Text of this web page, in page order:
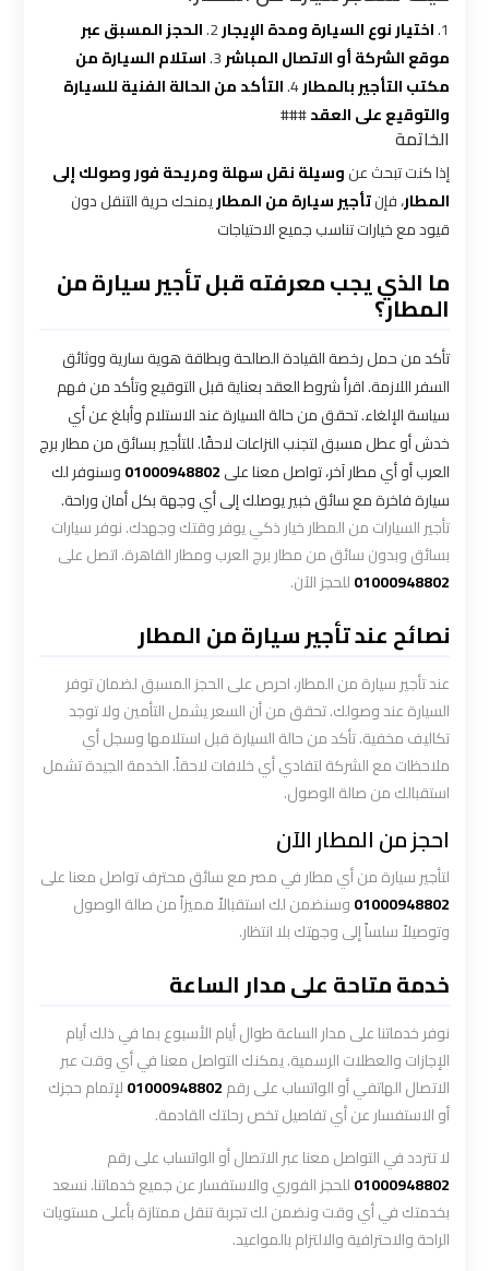
1. اختيار نوع السيارة ومدة الإيجار
الحجز المسبق عبر
موقع الشركة أو الاتصال المباشر
استلام السيارة من
مكتب التأجير بالمطار
التأكد من الحالة الفنية للسيارة
والتوقيع على العقد###
الخاتمة
إذا كنت تبحث عنوسيلة نقل سهلة ومريحة فور وصولك إلى
المطار، فإنتأجير سيارة من المطاريمنحك حرية التنقل دون
قيود مع خيارات تناسب جميع الاحتياجات
ما الذي يجب معرفته قبل تأجير سيارة من
المطار؟
تأكد من حمل رخصة القيادة الصالحة وبطاقة هوية سارية ووثائق
السفر اللازمة. اقرأ شروط العقد بعناية قبل التوقيع وتأكد من فهم
سياسة الإلغاء. تحقق من حالة السيارة عند الاستلام وأبلغ عن أي
خدش أو عطل مسبق لتجنب النزاعات لاحقًا. للتأجير بسائق من مطار برج
العرب أو أي مطار آخر، تواصل معنا على01000948802وسنوفر لك
سيارة فاخرة مع سائق خبير يوصلك إلى أي وجهة بكل أمان وراحة.
تأجير السيارات من المطار خيار ذكي يوفر وقتك وجهدك. نوفر سيارات
بسائق وبدون سائق من مطار برج العرب ومطار القاهرة. اتصل على
01000948802للحجز الآن.
نصائح عند تأجير سيارة من المطار
عند تأجير سيارة من المطار، احرص على الحجز المسبق لضمان توفر
السيارة عند وصولك. تحقق من أن السعر يشمل التأمين ولا توجد
تكاليف مخفية. تأكد من حالة السيارة قبل استلامها وسجل أي
ملاحظات مع الشركة لتفادي أي خلافات لاحقاً. الخدمة الجيدة تشمل
استقبالك من صالة الوصول.
احجز من المطار الآن
لتأجير سيارة من أي مطار في مصر مع سائق محترف تواصل معنا على
01000948802وسنضمن لك استقبالاً مميزاً من صالة الوصول
وتوصيلاً سلساً إلى وجهتك بلا انتظار.
خدمة متاحة على مدار الساعة
نوفر خدماتنا على مدار الساعة طوال أيام الأسبوع بما في ذلك أيام
الإجازات والعطلات الرسمية. يمكنك التواصل معنا في أي وقت عبر
الاتصال الهاتفي أو الواتساب على رقم01000948802لإتمام حجزك
أو الاستفسار عن أي تفاصيل تخص رحلتك القادمة.
لا تتردد في التواصل معنا عبر الاتصال أو الواتساب على رقم
01000948802للحجز الفوري والاستفسار عن جميع خدماتنا. نسعد
بخدمتك في أي وقت ونضمن لك تجربة تنقل ممتازة بأعلى مستويات
الراحة والاحترافية والالتزام بالمواعيد.
شركه
ليموزين
القاهره
ليموزين
اسكندرية
القاهرة
ليموزين
الإسكندرية
القاهرة
ليموزين
الاسكندرية
القاهرة
ليموزين
الغردقه
ليموزين
الاسكندريه
السويس
ليموزين
الاسكندريه
الشيخ
ليموزين
الاسكندريه
مطروح
ليموزين
الأحمر
القاهرة